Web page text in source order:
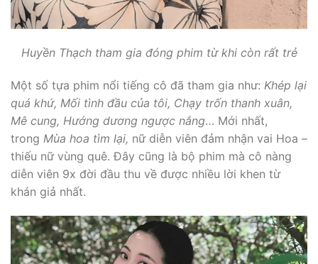
Huyền Thạch tham gia đóng phim từ khi còn rất trẻ
Một số tựa phim nổi tiếng cô đã tham gia như: Khép lại
quá khứ, Mối tình đầu của tôi, Chạy trốn thanh xuân,
Mê cung, Hướng dương ngược nắng… Mới nhất,
trong Mùa hoa tìm lại, nữ diễn viên đảm nhận vai Hoa –
thiếu nữ vùng quê. Đây cũng là bộ phim mà cô nàng
diễn viên 9x đời đầu thu về được nhiều lời khen từ
khán giả nhất.